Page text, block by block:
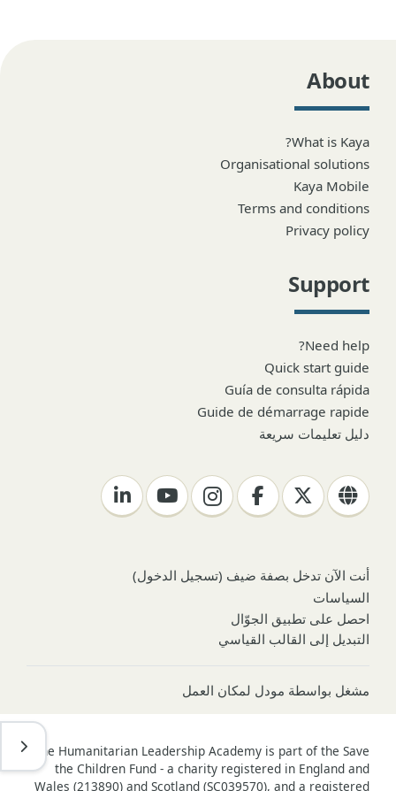
فتح
About
What is Kaya?
Organisational solutions
Kaya Mobile
Terms and conditions
Privacy policy
Support
Need help?
Quick start guide
Guía de consulta rápida
Guide de démarrage rapide
دليل تعليمات سريعة
أنت الآن تدخل بصفة ضيف (تسجيل الدخول)
السياسات
احصل على تطبيق الجوّال
التبديل إلى القالب القياسي
مشغل بواسطة مودل لمكان العمل
The Humanitarian Leadership Academy is part of the Save
the Children Fund - a charity registered in England and
Wales (213890) and Scotland (SC039570), and a registered